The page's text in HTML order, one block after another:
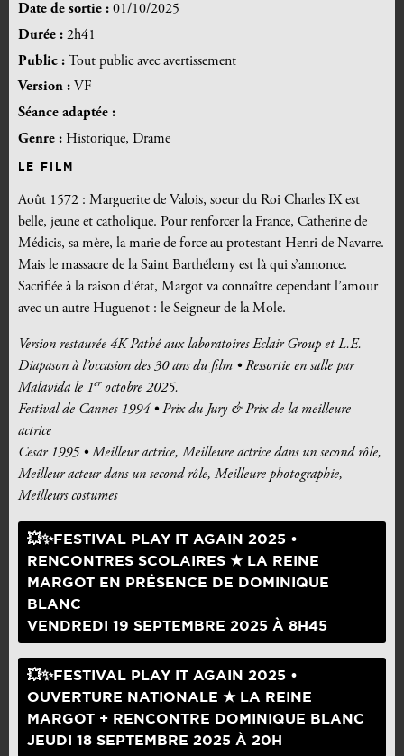
Date de sortie : 01/10/2025
Durée : 2h41
Public : Tout public avec avertissement
Version : VF
Séance adaptée :
Genre : Historique, Drame
LE FILM
Août 1572 : Marguerite de Valois, soeur du Roi Charles IX est
belle, jeune et catholique. Pour renforcer la France, Catherine de
Médicis, sa mère, la marie de force au protestant Henri de Navarre.
Mais le massacre de la Saint Barthélemy est là qui s’annonce.
Sacrifiée à la raison d’état, Margot va connaître cependant l’amour
avec un autre Huguenot : le Seigneur de la Mole.
Version restaurée 4K Pathé aux laboratoires Eclair Group et L.E.
Diapason à l’occasion des 30 ans du film • Ressortie en salle par
Malavida le 1er octobre 2025.
Festival de Cannes 1994 • Prix du Jury & Prix de la meilleure
actrice
Cesar 1995 • Meilleur actrice, Meilleure actrice dans un second rôle,
Meilleur acteur dans un second rôle, Meilleure photographie,
Meilleurs costumes
💥✨FESTIVAL PLAY IT AGAIN 2025 •
RENCONTRES SCOLAIRES ★ LA REINE
MARGOT EN PRÉSENCE DE DOMINIQUE
BLANC
VENDREDI 19 SEPTEMBRE 2025 À 8H45
💥✨FESTIVAL PLAY IT AGAIN 2025 •
OUVERTURE NATIONALE ★ LA REINE
MARGOT + RENCONTRE DOMINIQUE BLANC
JEUDI 18 SEPTEMBRE 2025 À 20H